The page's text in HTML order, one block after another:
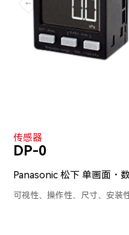
传感器
DP-0
Panasonic 松下 单画面・
可视性、操作性、尺寸、安装